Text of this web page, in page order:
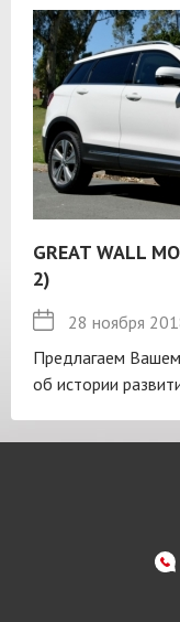
GREAT WALL
2)
28 ноября
Предлагаем
об истории